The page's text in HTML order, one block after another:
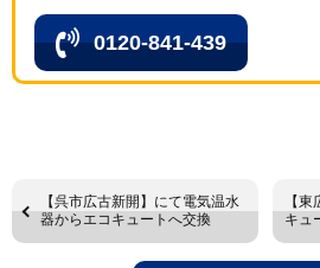
0120-841-439
【呉市広古新開】にて電気温水
器からエコキュートへ交換
【
キュ